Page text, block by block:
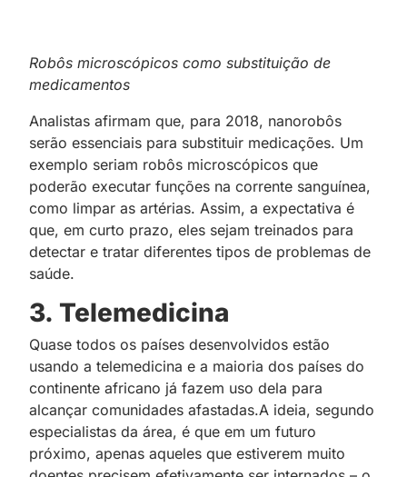
Robôs microscópicos como substituição de
medicamentos
Analistas afirmam que, para 2018, nanorobôs
serão essenciais para substituir medicações. Um
exemplo seriam robôs microscópicos que
poderão executar funções na corrente sanguínea,
como limpar as artérias. Assim, a expectativa é
que, em curto prazo, eles sejam treinados para
detectar e tratar diferentes tipos de problemas de
saúde.
3. Telemedicina
Quase todos os países desenvolvidos estão
usando a telemedicina e a maioria dos países do
continente africano já fazem uso dela para
alcançar comunidades afastadas.A ideia, segundo
especialistas da área, é que em um futuro
próximo, apenas aqueles que estiverem muito